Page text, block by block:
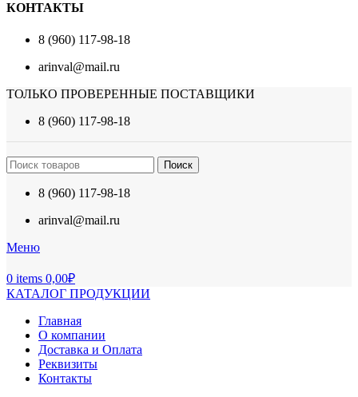
КОНТАКТЫ
8 (960) 117-98-18
arinval@mail.ru
ТОЛЬКО ПРОВЕРЕННЫЕ ПОСТАВЩИКИ
8 (960) 117-98-18
Поиск
8 (960) 117-98-18
arinval@mail.ru
Меню
0 items 0,00₽
КАТАЛОГ ПРОДУКЦИИ
Главная
О компании
Доставка и Оплата
Реквизиты
Контакты